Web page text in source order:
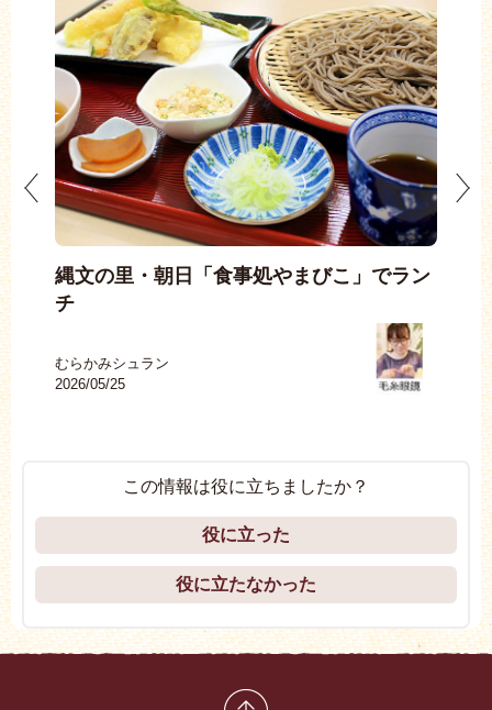
縄文の里・朝日「食事処やまびこ」でラン
チ
むらかみシュラン
2026/05/25
む
この情報は役に立ちましたか？
役に立った
役に立たなかった